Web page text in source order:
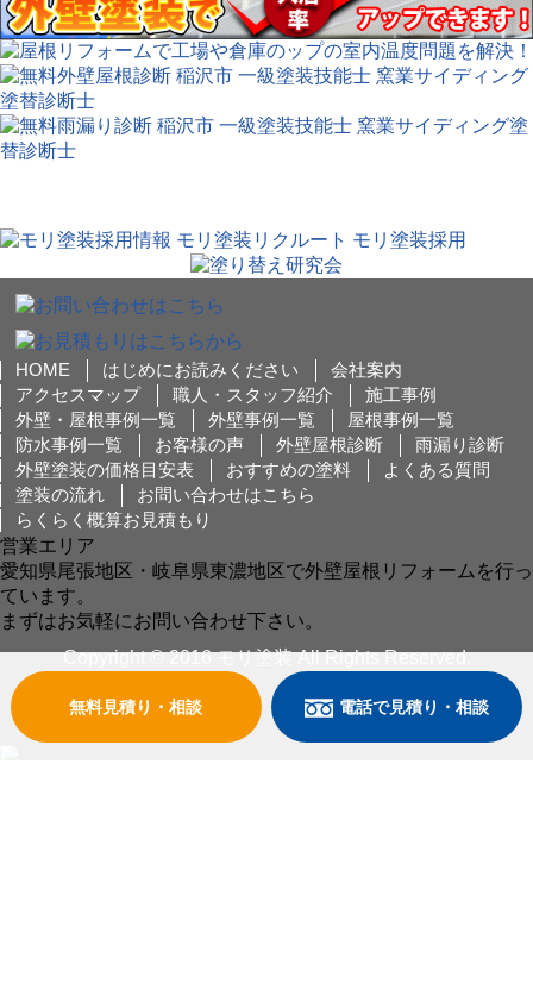
無料見積り・相談 電話で見積り・相談
HOME はじめにお読みください
会社案内
アクセスマップ
職人・スタッフ紹介
施工事例
外壁・屋根事例一覧
外壁事例一覧
屋根事例一覧
防水事例一覧
お客様の声 外壁屋根診断
雨漏り診断
外壁塗装の価格目安表
おすすめの塗料
よくある質問
塗装の流れ
お問い合わせはこちら
らくらく概算お見積もり
営業エリア
愛知県尾張地区・岐阜県東濃地区で外壁屋根リフォームを行っ
ています。
まずはお気軽にお問い合わせ下さい。
Copyright © 2016 モリ塗装 All Rights Reserved.